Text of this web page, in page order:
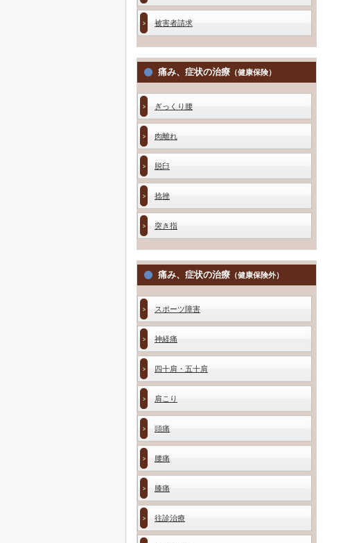
被害者請求
痛み、症状の治療 （健康保険）
ぎっくり腰
肉離れ
脱臼
捻挫
突き指
痛み、症状の治療 （健康保険外）
スポーツ障害
神経痛
四十肩・五十肩
肩こり
頭痛
腰痛
膝痛
往診治療